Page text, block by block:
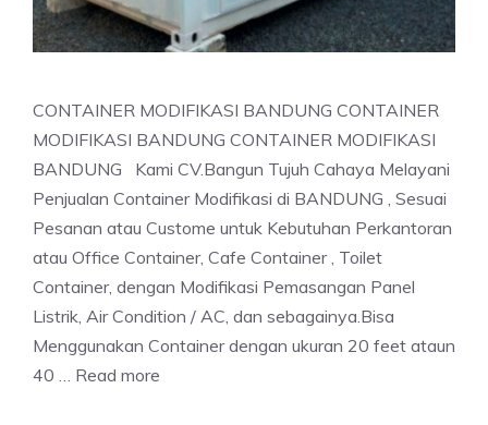
CONTAINER MODIFIKASI BANDUNG CONTAINER
MODIFIKASI BANDUNG CONTAINER MODIFIKASI
BANDUNG Kami CV.Bangun Tujuh Cahaya Melayani
Penjualan Container Modifikasi di BANDUNG , Sesuai
Pesanan atau Custome untuk Kebutuhan Perkantoran
atau Office Container, Cafe Container , Toilet
Container, dengan Modifikasi Pemasangan Panel
Listrik, Air Condition / AC, dan sebagainya.Bisa
Menggunakan Container dengan ukuran 20 feet ataun
40 … Read more